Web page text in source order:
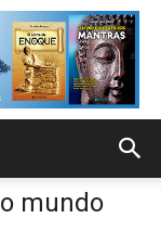
mundo